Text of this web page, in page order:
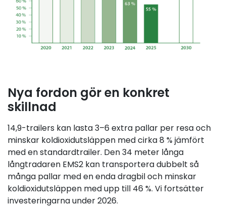
Nya fordon gör en konkret
skillnad
14,9-trailers kan lasta 3–6 extra pallar per resa och
minskar koldioxidutsläppen med cirka 8 % jämfört
med en standardtrailer. Den 34 meter långa
långtradaren EMS2 kan transportera dubbelt så
många pallar med en enda dragbil och minskar
koldioxidutsläppen med upp till 46 %. Vi fortsätter
investeringarna under 2026.